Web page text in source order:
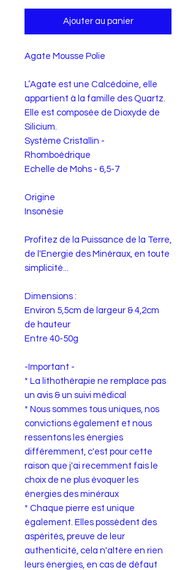
Ajouter au panier
Agate Mousse Polie
L’Agate est une Calcédoine, elle
appartient à la famille des Quartz.
Elle est composée de Dioxyde de
Silicium.
Système Cristallin -
Rhomboédrique
Echelle de Mohs - 6,5-7
Origine
Insonésie
Profitez de la Puissance de la Terre,
de l'Energie des Minéraux, en toute
simplicité...
Dimensions :
Environ 5,5cm de largeur & 4,2cm
de hauteur
Entre 40-50g
-Important -
* La lithothérapie ne remplace pas
un avis & un suivi médical
* Nous sommes tous uniques, nos
convictions également et nous
ressentons les énergies
différemment, c'est pour cette
raison que j'ai recemment fais le
choix de ne plus évoquer les
énergies des minéraux
* Chaque pierre est unique
également. Elles possèdent des
aspérités, preuve de leur
authenticité, cela n'altère en rien
leurs énergies, en cas de défaut